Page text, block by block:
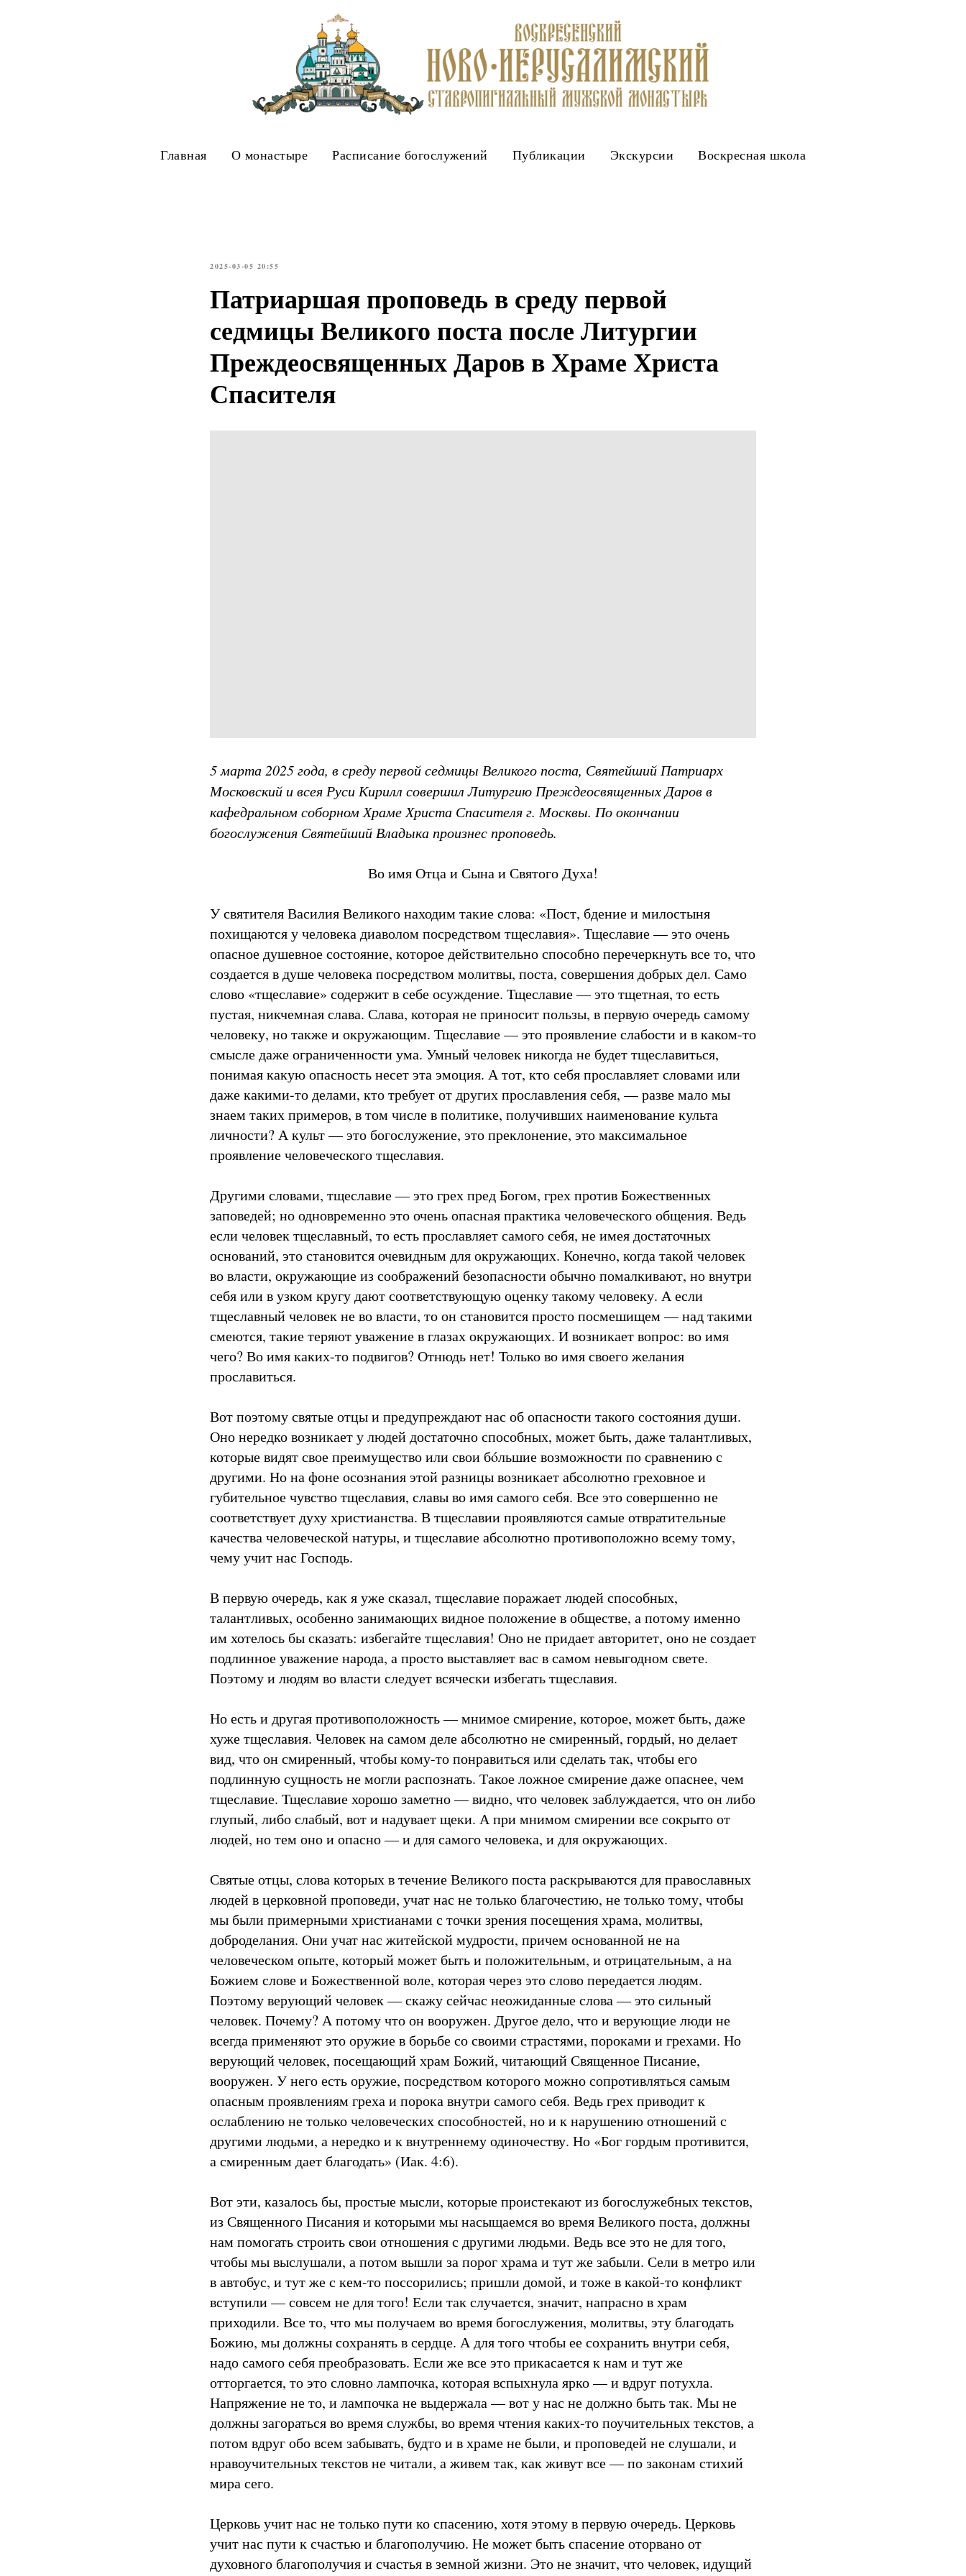
Главная О монастыре Расписание богослужений Публикации Экскурсии Воскресная школа
2025-03-05 20:55
Патриаршая проповедь в среду первой
седмицы Великого поста после Литургии
Преждеосвященных Даров в Храме Христа
Спасителя
5 марта 2025 года, в среду первой седмицы Великого поста, Святейший Патриарх
Московский и всея Руси Кирилл совершил Литургию Преждеосвященных Даров в
кафедральном соборном Храме Христа Спасителя г. Москвы. По окончании
богослужения Святейший Владыка произнес проповедь.
Во имя Отца и Сына и Святого Духа!
У святителя Василия Великого находим такие слова: «Пост, бдение и милостыня
похищаются у человека диаволом посредством тщеславия». Тщеславие — это очень
опасное душевное состояние, которое действительно способно перечеркнуть все то, что
создается в душе человека посредством молитвы, поста, совершения добрых дел. Само
слово «тщеславие» содержит в себе осуждение. Тщеславие — это тщетная, то есть
пустая, никчемная слава. Слава, которая не приносит пользы, в первую очередь самому
человеку, но также и окружающим. Тщеславие — это проявление слабости и в каком-то
смысле даже ограниченности ума. Умный человек никогда не будет тщеславиться,
понимая какую опасность несет эта эмоция. А тот, кто себя прославляет словами или
даже какими-то делами, кто требует от других прославления себя, — разве мало мы
знаем таких примеров, в том числе в политике, получивших наименование культа
личности? А культ — это богослужение, это преклонение, это максимальное
проявление человеческого тщеславия.
Другими словами, тщеславие — это грех пред Богом, грех против Божественных
заповедей; но одновременно это очень опасная практика человеческого общения. Ведь
если человек тщеславный, то есть прославляет самого себя, не имея достаточных
оснований, это становится очевидным для окружающих. Конечно, когда такой человек
во власти, окружающие из соображений безопасности обычно помалкивают, но внутри
себя или в узком кругу дают соответствующую оценку такому человеку. А если
тщеславный человек не во власти, то он становится просто посмешищем — над такими
смеются, такие теряют уважение в глазах окружающих. И возникает вопрос: во имя
чего? Во имя каких-то подвигов? Отнюдь нет! Только во имя своего желания
прославиться.
Вот поэтому святые отцы и предупреждают нас об опасности такого состояния души.
Оно нередко возникает у людей достаточно способных, может быть, даже талантливых,
которые видят свое преимущество или свои бóльшие возможности по сравнению с
другими. Но на фоне осознания этой разницы возникает абсолютно греховное и
губительное чувство тщеславия, славы во имя самого себя. Все это совершенно не
соответствует духу христианства. В тщеславии проявляются самые отвратительные
качества человеческой натуры, и тщеславие абсолютно противоположно всему тому,
чему учит нас Господь.
В первую очередь, как я уже сказал, тщеславие поражает людей способных,
талантливых, особенно занимающих видное положение в обществе, а потому именно
им хотелось бы сказать: избегайте тщеславия! Оно не придает авторитет, оно не создает
подлинное уважение народа, а просто выставляет вас в самом невыгодном свете.
Поэтому и людям во власти следует всячески избегать тщеславия.
Но есть и другая противоположность — мнимое смирение, которое, может быть, даже
хуже тщеславия. Человек на самом деле абсолютно не смиренный, гордый, но делает
вид, что он смиренный, чтобы кому-то понравиться или сделать так, чтобы его
подлинную сущность не могли распознать. Такое ложное смирение даже опаснее, чем
тщеславие. Тщеславие хорошо заметно — видно, что человек заблуждается, что он либо
глупый, либо слабый, вот и надувает щеки. А при мнимом смирении все сокрыто от
людей, но тем оно и опасно — и для самого человека, и для окружающих.
Святые отцы, слова которых в течение Великого поста раскрываются для православных
людей в церковной проповеди, учат нас не только благочестию, не только тому, чтобы
мы были примерными христианами с точки зрения посещения храма, молитвы,
доброделания. Они учат нас житейской мудрости, причем основанной не на
человеческом опыте, который может быть и положительным, и отрицательным, а на
Божием слове и Божественной воле, которая через это слово передается людям.
Поэтому верующий человек — скажу сейчас неожиданные слова — это сильный
человек. Почему? А потому что он вооружен. Другое дело, что и верующие люди не
всегда применяют это оружие в борьбе со своими страстями, пороками и грехами. Но
верующий человек, посещающий храм Божий, читающий Священное Писание,
вооружен. У него есть оружие, посредством которого можно сопротивляться самым
опасным проявлениям греха и порока внутри самого себя. Ведь грех приводит к
ослаблению не только человеческих способностей, но и к нарушению отношений с
другими людьми, а нередко и к внутреннему одиночеству. Но «Бог гордым противится,
а смиренным дает благодать» (Иак. 4:6).
Вот эти, казалось бы, простые мысли, которые проистекают из богослужебных текстов,
из Священного Писания и которыми мы насыщаемся во время Великого поста, должны
нам помогать строить свои отношения с другими людьми. Ведь все это не для того,
чтобы мы выслушали, а потом вышли за порог храма и тут же забыли. Сели в метро или
в автобус, и тут же с кем-то поссорились; пришли домой, и тоже в какой-то конфликт
вступили — совсем не для того! Если так случается, значит, напрасно в храм
приходили. Все то, что мы получаем во время богослужения, молитвы, эту благодать
Божию, мы должны сохранять в сердце. А для того чтобы ее сохранить внутри себя,
надо самого себя преобразовать. Если же все это прикасается к нам и тут же
отторгается, то это словно лампочка, которая вспыхнула ярко — и вдруг потухла.
Напряжение не то, и лампочка не выдержала — вот у нас не должно быть так. Мы не
должны загораться во время службы, во время чтения каких-то поучительных текстов, а
потом вдруг обо всем забывать, будто и в храме не были, и проповедей не слушали, и
нравоучительных текстов не читали, а живем так, как живут все — по законам стихий
мира сего.
Церковь учит нас не только пути ко спасению, хотя этому в первую очередь. Церковь
учит нас пути к счастью и благополучию. Не может быть спасение оторвано от
духовного благополучия и счастья в земной жизни. Это не значит, что человек, идущий